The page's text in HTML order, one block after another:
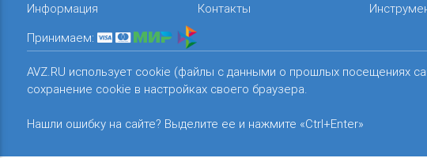
Информация
Контакты
Принимаем:
AVZ.RU использует cookie (файлы с данными о прошлых посещениях
сохранение cookie в настройках своего браузера.
Нашли ошибку на сайте? Выделите ее и нажмите «Ctrl+Enter»